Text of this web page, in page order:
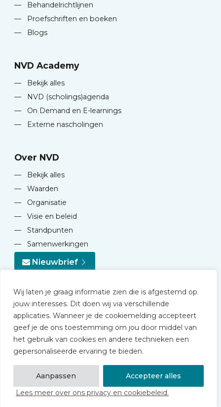
Wij laten je graag informatie zien die is afgestemd op
jouw interesses. Dit doen wij via verschillende
applicaties. Wanneer je de cookiemelding accepteert
geef je de ons toestemming om jou door middel van
het gebruik van cookies en andere technieken een
gepersonaliseerde ervaring te bieden.
Aanpassen
Accepteer alles
Lees meer over ons privacy en cookiebeleid.
—
Behandelrichtlijnen
—
Proefschriften en boeken
—
Blogs
NVD Academy
—
Bekijk alles
—
NVD (scholings)agenda
—
On Demand en E-learnings
—
Externe nascholingen
Over NVD
—
Bekijk alles
—
Waarden
—
Organisatie
—
Visie en beleid
—
Standpunten
—
Samenwerkingen
Nieuwbrief
© 2026 NVD
Privacy statement
Disclaimer